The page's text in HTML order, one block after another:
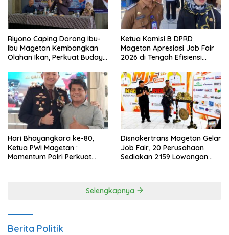
Riyono Caping Dorong Ibu-
Ibu Magetan Kembangkan
Olahan Ikan, Perkuat Budaya
Ketua Komisi B DPRD
Magetan Apresiasi Job Fair
2026 di Tengah Efisiensi
Hari Bhayangkara ke-80,
Ketua PWI Magetan :
Momentum Polri Perkuat
Disnakertrans Magetan Gelar
Job Fair, 20 Perusahaan
Sediakan 2.159 Lowongan
Selengkapnya
Berita Politik